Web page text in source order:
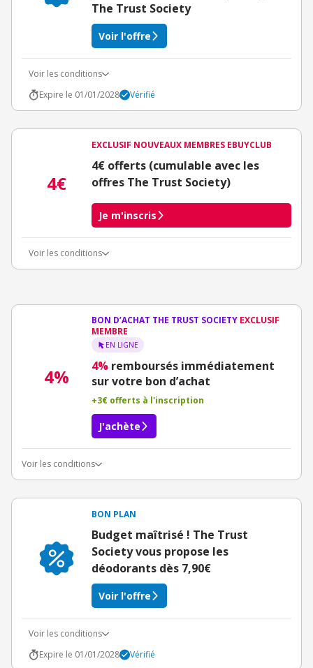
The Trust Society
Voir l'offre
Voir les conditions
Expire le 01/01/2028
Vérifié
4€
EXCLUSIF NOUVEAUX MEMBRES EBUYCLUB
4€ offerts (cumulable avec les
offres The Trust Society)
Je m'inscris
Voir les conditions
Offre réservée à une toute première inscription chez eBuyClub.
4%
BON D’ACHAT THE TRUST SOCIETY EXCLUSIF
MEMBRE
EN LIGNE
4% remboursés immédiatement
sur votre bon d’achat
+3€ offerts à l'inscription
J'achète
Voir les conditions
BON PLAN
Budget maîtrisé ! The Trust
Society vous propose les
déodorants dès 7,90€
Voir l'offre
Voir les conditions
Expire le 01/01/2028
Vérifié